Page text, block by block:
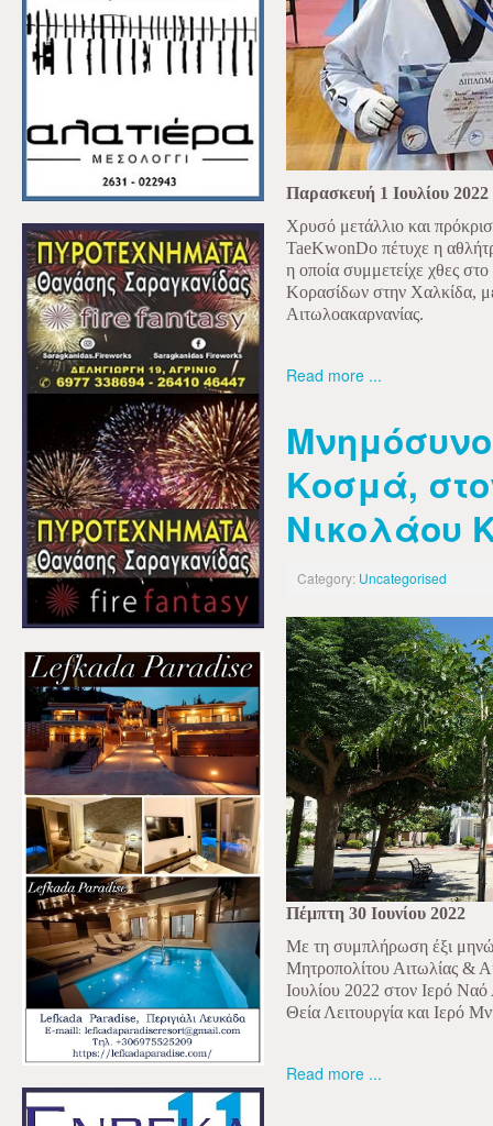
Παρασκευή 1 Ιουλίου 2022
Χρυσό μετάλλιο και
TaeKwonDo πέτυχε η
η οποία συμμετείχε χθες
Κορασίδων στην Χαλκίδα,
Αιτωλοακαρνανίας.
Read more ...
Κοσμά,
Νικολάου
Category: Uncategorised
Πέμπτη 30 Ιουνίου 2022
Με τη συμπλήρωση έξι
Μητροπολίτου Αιτωλίας &
Ιουλίου 2022 στον Ιερό
Θεία Λειτουργία και Ιερό
Read more ...